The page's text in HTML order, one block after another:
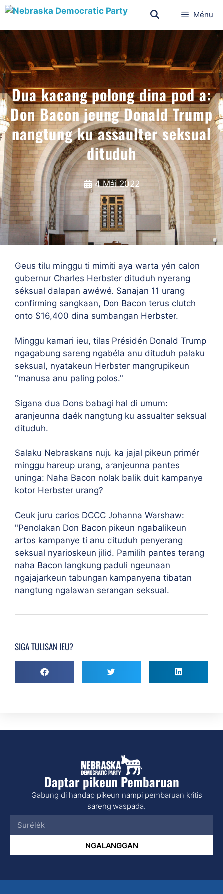
Ménu
Dua kacang polong dina pod a:
Don Bacon jeung Donald Trump
nangtung ku assaulter seksual
dituduh
4 Méi 2022
Geus tilu minggu ti mimiti aya warta yén calon
gubernur Charles Herbster dituduh nyerang
séksual dalapan awéwé. Sanajan 11 urang
confirming sangkaan, Don Bacon terus clutch
onto $16,400 dina sumbangan Herbster.
Minggu kamari ieu, tilas Présidén Donald Trump
ngagabung sareng ngabéla anu dituduh palaku
seksual, nyatakeun Herbster mangrupikeun
"manusa anu paling polos."
Sigana dua Dons babagi hal di umum:
aranjeunna daék nangtung ku assualter seksual
dituduh.
Salaku Nebraskans nuju ka jajal pikeun primér
minggu hareup urang, aranjeunna pantes
uninga: Naha Bacon nolak balik duit kampanye
kotor Herbster urang?
Ceuk juru carios DCCC Johanna Warshaw:
"Penolakan Don Bacon pikeun ngabalikeun
artos kampanye ti anu dituduh penyerang
seksual nyarioskeun jilid. Pamilih pantes terang
naha Bacon langkung paduli ngeunaan
ngajajarkeun tabungan kampanyena tibatan
nangtung ngalawan serangan seksual.
SIGA TULISAN IEU?
Daptar pikeun Pembaruan
Gabung di handap pikeun nampi pembaruan kritis
sareng waspada.
NGALANGGAN